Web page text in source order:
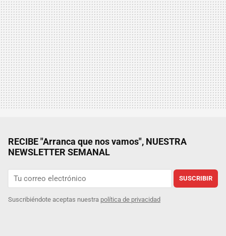
RECIBE "Arranca que nos vamos", NUESTRA
NEWSLETTER SEMANAL
SUSCRIBIR
Suscribiéndote aceptas nuestra política de privacidad